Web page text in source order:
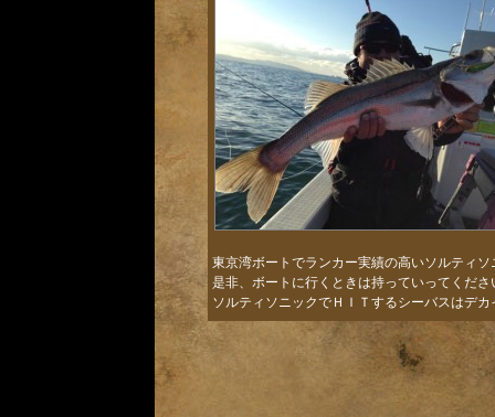
東京湾ボートでランカー実績の高いソルティソ
是非、ボートに行くときは持っていってくださ
ソルティソニックでＨＩＴするシーバスはデ